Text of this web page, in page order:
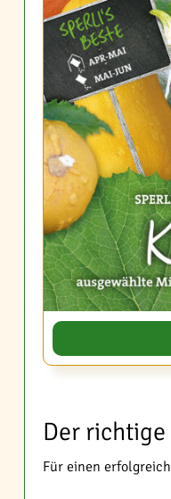
Der
Für einen